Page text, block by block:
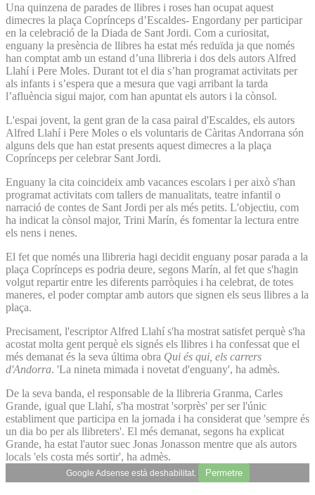
Una quinzena de parades de llibres i roses han ocupat aquest
dimecres la plaça Coprínceps d’Escaldes- Engordany per participar
en la celebració de la Diada de Sant Jordi. Com a curiositat,
enguany la presència de llibres ha estat més reduïda ja que només
han comptat amb un estand d’una llibreria i dos dels autors Alfred
Llahí i Pere Moles. Durant tot el dia s’han programat activitats per
als infants i s’espera que a mesura que vagi arribant la tarda
l’afluència sigui major, com han apuntat els autors i la cònsol.
L'espai jovent, la gent gran de la casa pairal d'Escaldes, els autors
Alfred Llahí i Pere Moles o els voluntaris de Càritas Andorrana són
alguns dels que han estat presents aquest dimecres a la plaça
Coprínceps per celebrar Sant Jordi.
Enguany la cita coincideix amb vacances escolars i per això s'han
programat activitats com tallers de manualitats, teatre infantil o
narració de contes de Sant Jordi per als més petits. L'objectiu, com
ha indicat la cònsol major, Trini Marín, és fomentar la lectura entre
els nens i nenes.
El fet que només una llibreria hagi decidit enguany posar parada a la
plaça Coprínceps es podria deure, segons Marín, al fet que s'hagin
volgut repartir entre les diferents parròquies i ha celebrat, de totes
maneres, el poder comptar amb autors que signen els seus llibres a la
plaça.
Precisament, l'escriptor Alfred Llahí s'ha mostrat satisfet perquè s'ha
acostat molta gent perquè els signés els llibres i ha confessat que el
més demanat és la seva última obra Qui és qui, els carrers
d'Andorra. 'La nineta mimada i novetat d'enguany', ha admès.
De la seva banda, el responsable de la llibreria Granma, Carles
Grande, igual que Llahí, s'ha mostrat 'sorprès' per ser l'únic
establiment que participa en la jornada i ha considerat que 'sempre és
un dia bo per als llibreters'. El més demanat, segons ha explicat
Grande, ha estat l'autor suec Jonas Jonasson mentre que als autors
locals 'els costa més sortir', ha admès.
Google Adsense està deshabilitat. Permetre